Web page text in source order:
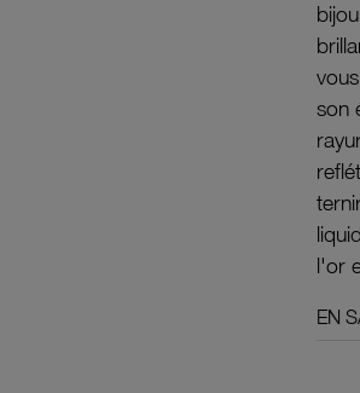
son
l'or
EN